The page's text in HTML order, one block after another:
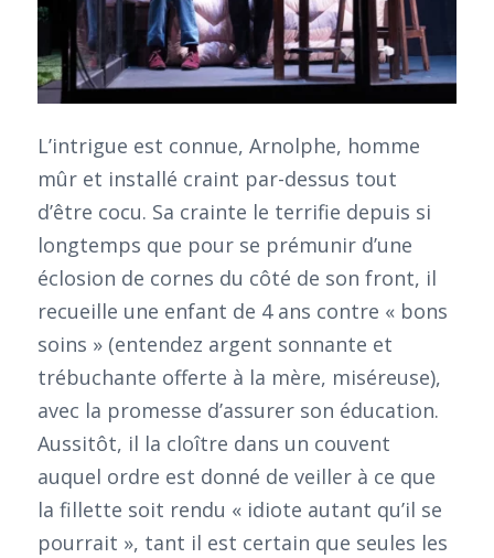
L’intrigue est connue, Arnolphe, homme
mûr et installé craint par-dessus tout
d’être cocu. Sa crainte le terrifie depuis si
longtemps que pour se prémunir d’une
éclosion de cornes du côté de son front, il
recueille une enfant de 4 ans contre « bons
soins » (entendez argent sonnante et
trébuchante offerte à la mère, miséreuse),
avec la promesse d’assurer son éducation.
Aussitôt, il la cloître dans un couvent
auquel ordre est donné de veiller à ce que
la fillette soit rendu « idiote autant qu’il se
pourrait », tant il est certain que seules les